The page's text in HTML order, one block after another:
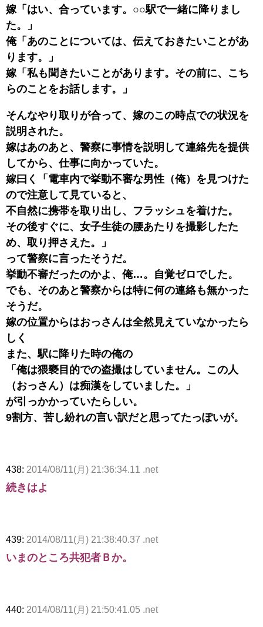
嫁「はい、合っています。○○駅で一緒に降りまし
た。」
俺「あのことについては、伝えておきたいことがあ
ります。」
嫁「私も聞きたいことがあります。その前に、こち
らのことをお話します。」
そんなやり取りが合って、嫁のこの時点での状況を
説明された。
嫁はあのあと、警察に事情を説明して連絡先を提供
してから、仕事に向かっていた。
嫁曰く「電車内で挙動不審な男性（俺）を見つけた
ので注意して見ていると、
不自然に携帯を取り出し、フラッシュを着けた。
その後すぐに、女子生徒の腰あたりを撮影したた
め、取り押さえた。」
って警察に言ったそうだ。
挙動不審だったのかよ、俺…。自覚ゼロでした。
でも、そのあと警察からは特に何の連絡も無かった
そうだ。
嫁の位置からはおっさんは全然見えていなかったら
しく
また、駅に降りた時の俺の
「俺は猥褻目的での盗撮はしていません。この人
（おっさん）は痴漢をしていました。」
が引っかかっていたらしい。
9割方、苦し紛れの言い訳だと思ってたっぽいが。
438: 2014/08/11(月) 21:36:34.11 .net
続きはよ
439: 2014/08/11(月) 21:38:40.37 .net
いまのところ共犯者Ｂか。
440: 2014/08/11(月) 21:50:41.05 .net